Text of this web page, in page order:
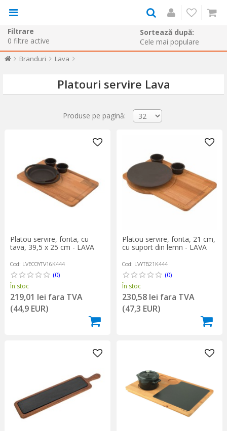
Filtrare
0 filtre active
Sortează după:
Branduri Lava
Platouri servire Lava
Produse pe pagină:
Platou servire, fonta, cu
tava, 39,5 x 25 cm - LAVA
Cod: LVECOYTV16K444
(0)
În stoc
219,01 lei fara TVA
(44,9 EUR)
Platou servire, fonta, 21 cm,
cu suport din lemn - LAVA
Cod: LVYTB21K444
(0)
În stoc
230,58 lei fara TVA
(47,3 EUR)